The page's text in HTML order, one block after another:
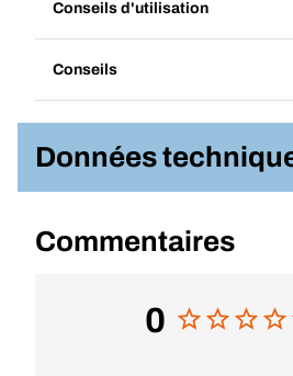
Conseils d'utilisation
Conseils
Données
Commentaires
0